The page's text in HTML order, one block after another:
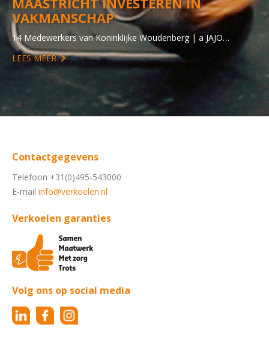
VAKMANSCHAP
14 Medewerkers van Koninklijke Woudenberg | a JAJO…
LEES MEER
Contactgegevens
Telefoon +31(0)495-543000
E-mail info@verkoelen.nl
Verkoelen garanties
Volg ons op social media